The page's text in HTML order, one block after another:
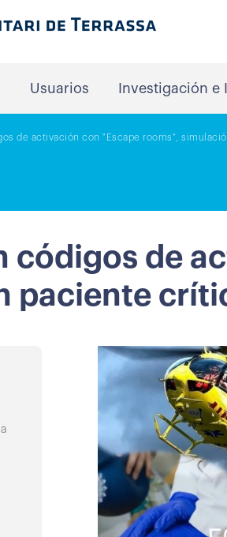
Usuarios Investigación e
de activación con "Escape rooms",
códigos de
paciente